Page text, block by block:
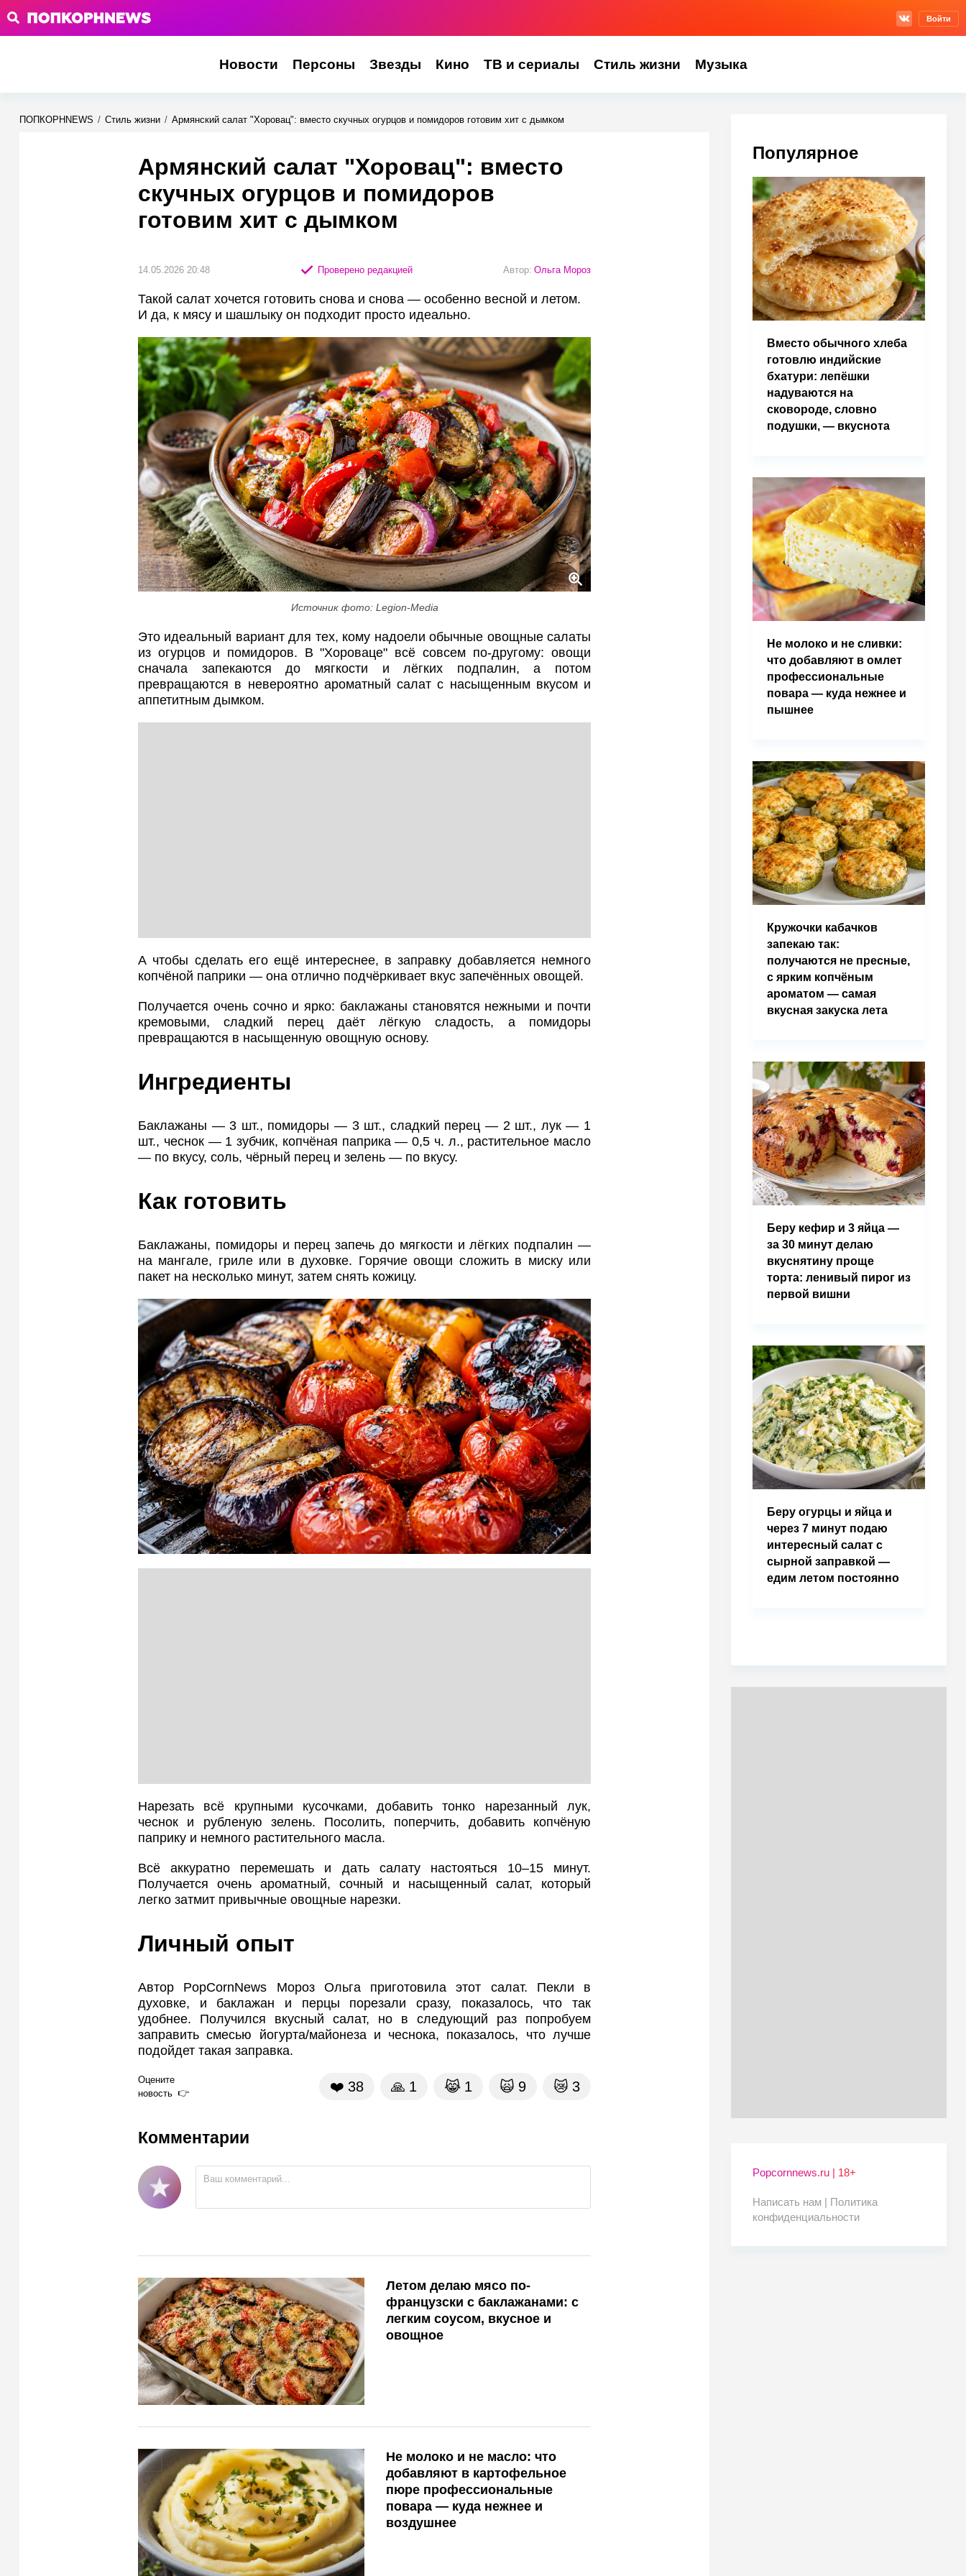
Войти
Новости Персоны Звезды Кино ТВ и сериалы Стиль жизни Музыка
ПОПКОРНNEWS / Стиль жизни / Армянский салат "Хоровац": вместо скучных огурцов и помидоров готовим хит с дымком
Армянский салат "Хоровац": вместо
скучных огурцов и помидоров
готовим хит с дымком
14.05.2026 20:48 Проверено редакцией Автор: Ольга Мороз
Такой салат хочется готовить снова и снова — особенно весной и летом.
И да, к мясу и шашлыку он подходит просто идеально.
Источник фото: Legion-Media
Это идеальный вариант для тех, кому надоели обычные овощные салаты
из огурцов и помидоров. В "Хороваце" всё совсем по-другому: овощи
сначала запекаются до мягкости и лёгких подпалин, а потом
превращаются в невероятно ароматный салат с насыщенным вкусом и
аппетитным дымком.
А чтобы сделать его ещё интереснее, в заправку добавляется немного
копчёной паприки — она отлично подчёркивает вкус запечённых овощей.
Получается очень сочно и ярко: баклажаны становятся нежными и почти
кремовыми, сладкий перец даёт лёгкую сладость, а помидоры
превращаются в насыщенную овощную основу.
Ингредиенты
Баклажаны — 3 шт., помидоры — 3 шт., сладкий перец — 2 шт., лук — 1
шт., чеснок — 1 зубчик, копчёная паприка — 0,5 ч. л., растительное масло
— по вкусу, соль, чёрный перец и зелень — по вкусу.
Как готовить
Баклажаны, помидоры и перец запечь до мягкости и лёгких подпалин —
на мангале, гриле или в духовке. Горячие овощи сложить в миску или
пакет на несколько минут, затем снять кожицу.
Нарезать всё крупными кусочками, добавить тонко нарезанный лук,
чеснок и рубленую зелень. Посолить, поперчить, добавить копчёную
паприку и немного растительного масла.
Всё аккуратно перемешать и дать салату настояться 10–15 минут.
Получается очень ароматный, сочный и насыщенный салат, который
легко затмит привычные овощные нарезки.
Личный опыт
Автор PopCornNews Мороз Ольга приготовила этот салат. Пекли в
духовке, и баклажан и перцы порезали сразу, показалось, что так
удобнее. Получился вкусный салат, но в следующий раз попробуем
заправить смесью йогурта/майонеза и чеснока, показалось, что лучше
подойдет такая заправка.
Оцените
новость
❤️ 38 🙏 1 😹 1 🙀 9 😿 3
Комментарии
Летом делаю мясо по-
французски с баклажанами: с
легким соусом, вкусное и
овощное
Не молоко и не масло: что
добавляют в картофельное
пюре профессиональные
повара — куда нежнее и
воздушнее
Популярное
Вместо обычного хлеба
готовлю индийские
бхатури: лепёшки
надуваются на
сковороде, словно
подушки, — вкуснота
Не молоко и не сливки:
что добавляют в омлет
профессиональные
повара — куда нежнее и
пышнее
Кружочки кабачков
запекаю так:
получаются не пресные,
с ярким копчёным
ароматом — самая
вкусная закуска лета
Беру кефир и 3 яйца —
за 30 минут делаю
вкуснятину проще
торта: ленивый пирог из
первой вишни
Беру огурцы и яйца и
через 7 минут подаю
интересный салат с
сырной заправкой —
едим летом постоянно
Popcornnews.ru | 18+
Написать нам | Политика
конфиденциальности